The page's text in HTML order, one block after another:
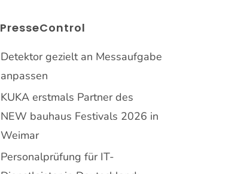
PresseControl
Detektor gezielt an Messaufgabe
anpassen
KUKA erstmals Partner des
NEW bauhaus Festivals 2026 in
Weimar
Personalprüfung für IT-